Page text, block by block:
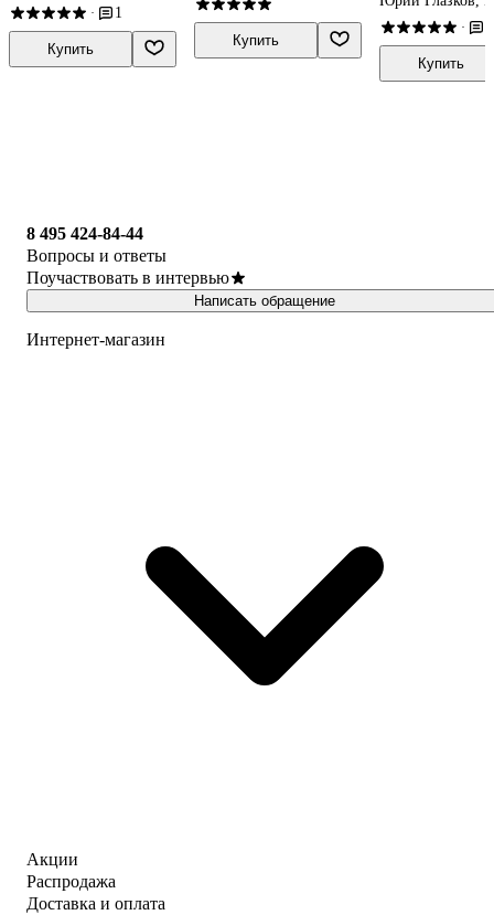
· 1
Купить
Купить
Алгебра. 7
Базовый
Егупова
·
Купить
8 495 424-84-44
Вопросы и ответы
Поучаствовать в интервью
Написать обращение
Интернет-магазин
Акции
Распродажа
Доставка и оплата